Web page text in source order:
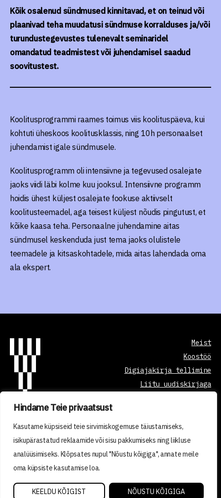
Hindame Teie privaatsust
Kasutame küpsiseid teie sirvimiskogemuse täiustamiseks,
isikupärastatud reklaamide või sisu pakkumiseks ning liikluse
analüüsimiseks. Klõpsates nupul "Nõustu kõigiga", annate meile
oma küpsiste kasutamise loa.
KEELDU KÕIGIST NÕUSTU KÕIGIGA
Kõik osalenud sündmused kinnitavad, et on teinud või
plaanivad teha muudatusi sündmuse korralduses ja/või
turundustegevustes tulenevalt seminaridel
omandatud teadmistest või juhendamisel saadud
soovitustest.
Koolitusprogrammi raames toimus viis koolituspäeva, kui
kohtuti üheskoos koolitusklassis, ning 10h personaalset
juhendamist igale sündmusele.
Koolitusprogramm oli intensiivne ja tegevused osalejate
jaoks viidi läbi kolme kuu jooksul. Intensiivne programm
hoidis ühest küljest osalejate fookuse aktiivselt
koolitusteemadel, aga teisest küljest nõudis pingutust, et
kõike kaasa teha. Personaalne juhendamine aitas
sündmusel keskenduda just tema jaoks olulistele
teemadele ja kitsaskohtadele, mida aitas lahendada oma
ala ekspert.
Meist
Koostöö
Digiajakirja tellimine
Liitu uudiskirjaga
2026 © VISIONEST INSTITUTE OÜ
Made with ❤️ by vDisain